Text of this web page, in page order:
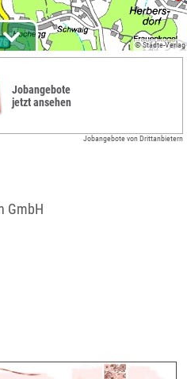
© Städte-Verlag
Jobangebote
jetzt ansehen
Jobangebote von Drittanbietern
GmbH